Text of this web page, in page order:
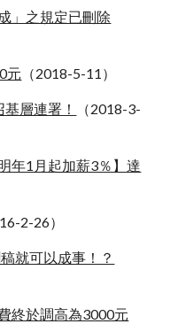
」之規定已刪除
元 （2018-5-11）
層連署！
（2018-3-
年1月起加薪3％】達
2-26）
就可以成事！？
終於調高為3000元